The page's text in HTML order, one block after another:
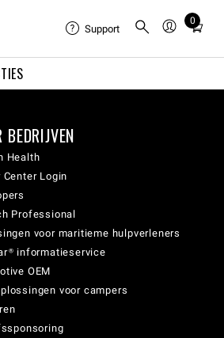
Support
0
Total
cart:
BEDRIJVEN
Health
Center Login
Professional
voor maritieme hulpverleners
informatieservice
OEM
voor campers